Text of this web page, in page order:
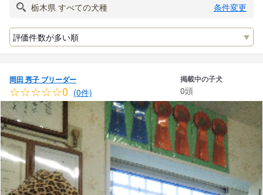
条件変更
岡田 秀子 ブリーダー
☆☆☆☆☆0 (0件)
掲載中の子犬
0頭